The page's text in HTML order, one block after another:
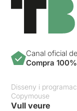
Canal oficial
Compra
Disseny i
Copymouse
Vull veure